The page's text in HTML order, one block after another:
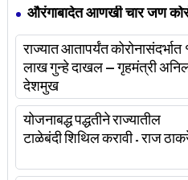
औरंगाबादेत आणखी चार जण
747 वर
राज्यात आतापर्यंत कोरोनासंदर्भात
लाख गुन्हे दाखल – गृहमंत्री
देशमुख
योजनाबद्ध पद्धतीने राज्यातील
टाळेबंदी शिथिल करावी - राज